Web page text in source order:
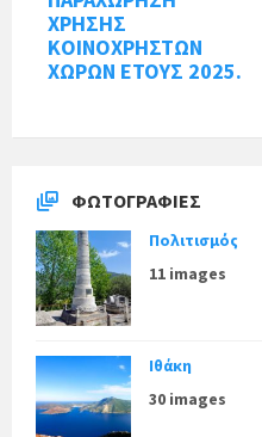
ΧΡΗΣΗΣ
ΚΟΙΝΟΧΡΗΣΤΩΝ
ΧΩΡΩΝ ΕΤΟΥΣ 2025.
ΦΩΤΟΓΡΑΦΊΕΣ
Πολιτισμός
11 images
Ιθάκη
30 images